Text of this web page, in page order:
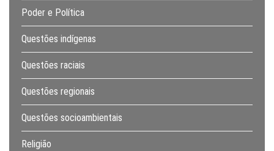
Poder e Política
Questões indígenas
Questões raciais
Questões regionais
Questões socioambientais
Religião